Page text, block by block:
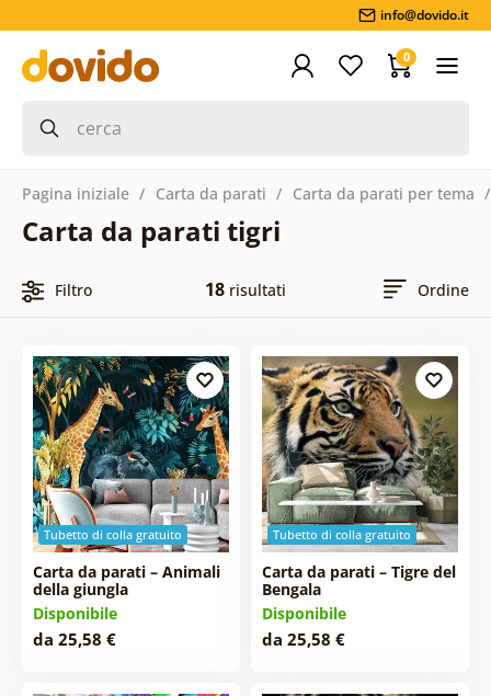
info@dovido.it
0
Pagina iniziale Carta da parati Carta da parati per tema
Carta da parati tigri
Filtro 18 risultati Ordine
Tubetto di colla gratuito
Carta da parati – Animali
della giungla
Disponibile
da 25,58 €
Tubetto di colla gratuito
Carta da parati – Tigre del
Bengala
Disponibile
da 25,58 €